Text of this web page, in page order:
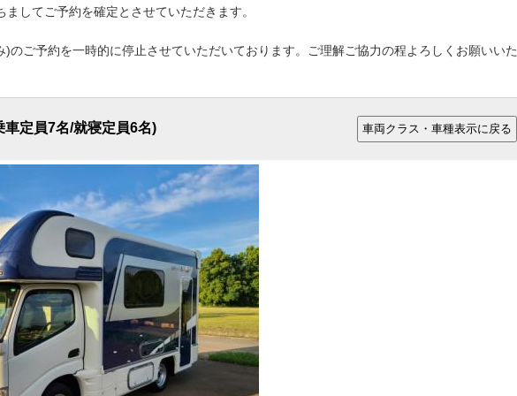
してご予約を確定とさせていただきます。
ご予約を一時的に停止させていただいております。ご理解ご協力の程よろしくお願いいた
定員7名/就寝定員6名)